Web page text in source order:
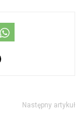
Następny artykuł